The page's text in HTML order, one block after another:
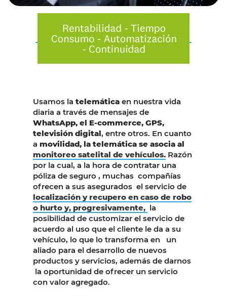
Usamos la telemática en nuestra vida
diaria a través de mensajes de
WhatsApp, el E-commerce, GPS,
televisión digital, entre otros. En cuanto
a movilidad, la telemática se asocia al
monitoreo satelital de vehículos. Razón
por la cual, a la hora de contratar una
póliza de seguro , muchas compañías
ofrecen a sus asegurados el servicio de
localización y recupero en caso de robo
o hurto y, progresivamente, la
posibilidad de customizar el servicio de
acuerdo al uso que el cliente le da a su
vehículo, lo que lo transforma en un
aliado para el desarrollo de nuevos
productos y servicios, además de darnos
la oportunidad de ofrecer un servicio
con valor agregado.